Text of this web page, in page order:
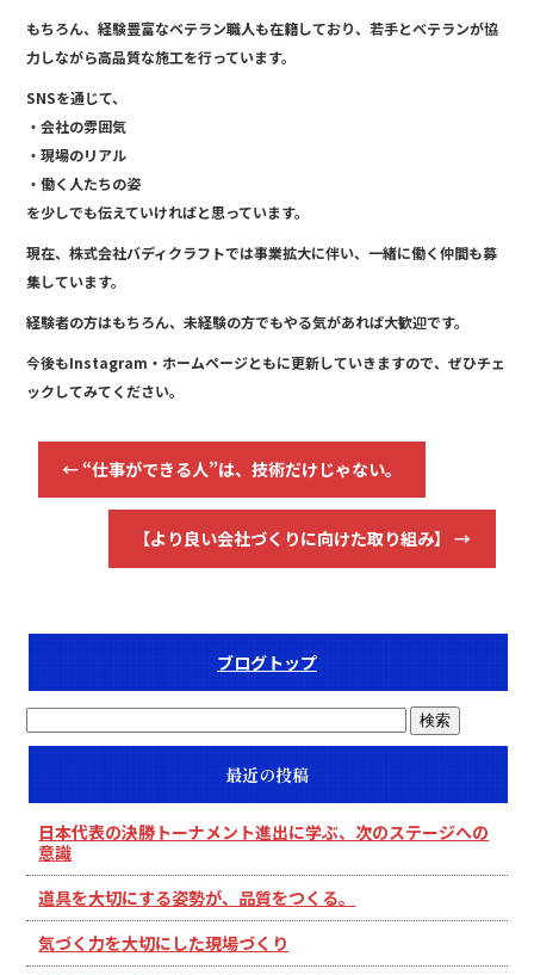
もちろん、経験豊富なベテラン職人も在籍しており、若手とベテランが協
力しながら高品質な施工を行っています。
SNSを通じて、
・会社の雰囲気
・現場のリアル
・働く人たちの姿
を少しでも伝えていければと思っています。
現在、株式会社バディクラフトでは事業拡大に伴い、一緒に働く仲間も募
集しています。
経験者の方はもちろん、未経験の方でもやる気があれば大歓迎です。
今後もInstagram・ホームページともに更新していきますので、ぜひチェ
ックしてみてください。
← “仕事ができる人”は、技術だけじゃない。
【より良い会社づくりに向けた取り組み】 →
ブログトップ
最近の投稿
日本代表の決勝トーナメント進出に学ぶ、次のステージへの
意識
道具を大切にする姿勢が、品質をつくる。
気づく力を大切にした現場づくり